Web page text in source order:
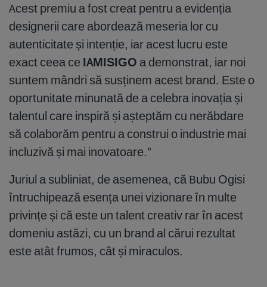
Acest premiu a fost creat pentru a evidenția
designerii care abordează meseria lor cu
autenticitate și intenție, iar acest lucru este
exact ceea ce IAMISIGO a demonstrat, iar noi
suntem mândri să susținem acest brand. Este o
oportunitate minunată de a celebra inovația și
talentul care inspiră și așteptăm cu nerăbdare
să colaborăm pentru a construi o industrie mai
incluzivă și mai inovatoare.”
Juriul a subliniat, de asemenea, că Bubu Ogisi
întruchipează esența unei vizionare în multe
privințe și că este un talent creativ rar în acest
domeniu astăzi, cu un brand al cărui rezultat
este atât frumos, cât și miraculos.